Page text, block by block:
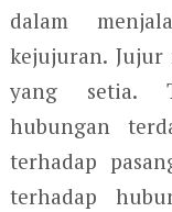
dalam
kejujuran.
yang setia.
hubungan
terhadap
terhadap